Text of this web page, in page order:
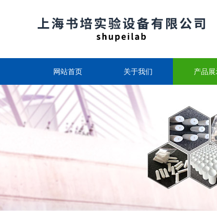
网站首页 关于我们 产品